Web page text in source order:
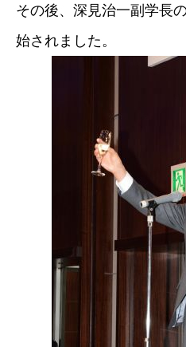
その後、深見治一副学長
始されました。